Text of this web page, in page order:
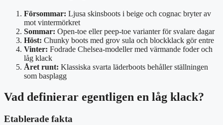
Försommar: Ljusa skinsboots i beige och cognac bryter av
mot vintermörkret
Sommar: Open-toe eller peep-toe varianter för svalare dagar
Höst: Chunky boots med grov sula och blockklack gör entre
Vinter: Fodrade Chelsea-modeller med värmande foder och
låg klack
Året runt: Klassiska svarta läderboots behåller ställningen
som basplagg
Vad definierar egentligen en låg klack?
Etablerade fakta